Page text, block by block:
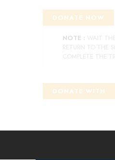
DONATE NOW
NOTE : WAIT
RETURN TO THE
COMPLETE THE